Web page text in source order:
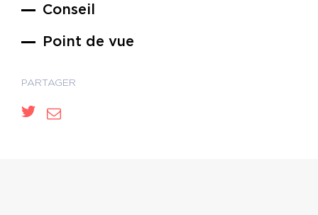
Conseil
Point de vue
PARTAGER